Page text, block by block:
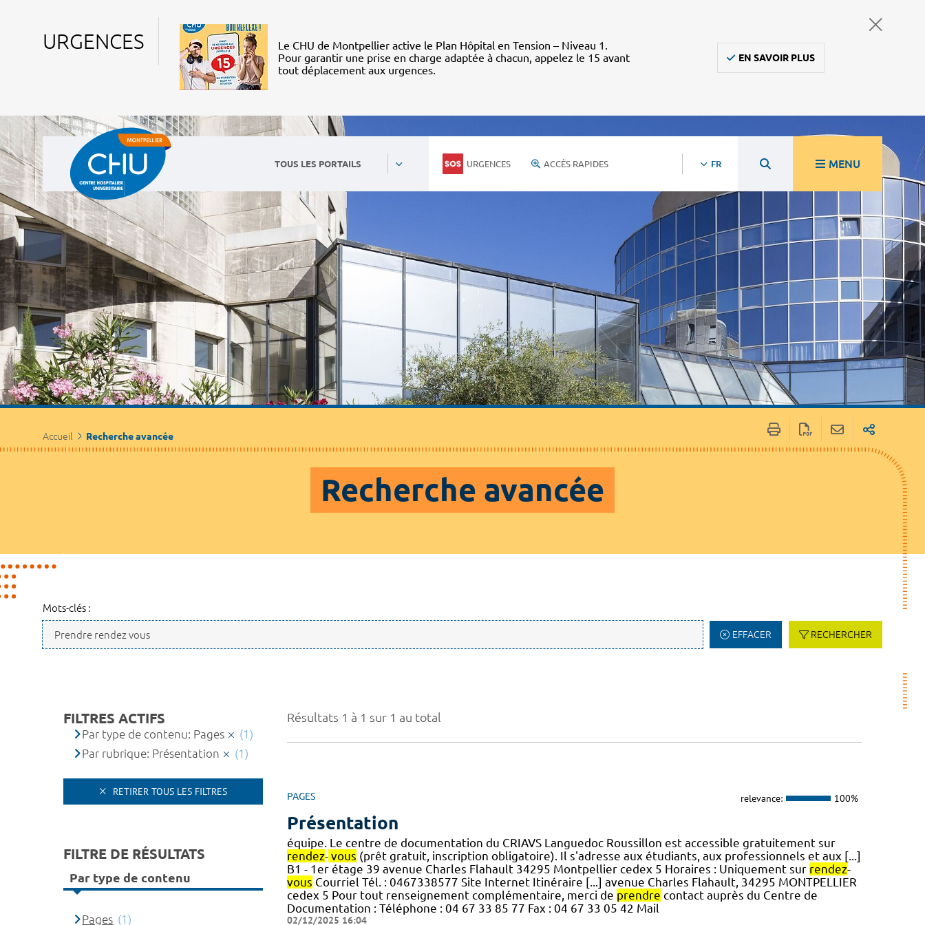
URGENCES
Le CHU de Montpellier active le Plan Hôpital en Tension – Niveau 1.
Pour garantir une prise en charge adaptée à chacun, appelez le 15 avant
tout déplacement aux urgences.
EN SAVOIR PLUS
TOUS LES PORTAILS URGENCES ACCÈS RAPIDES FR MENU
Accueil Recherche avancée
Recherche avancée
Mots-clés :
EFFACER RECHERCHER
Résultats 1 à 1 sur 1 au total
PAGES relevance: 100%
Présentation
équipe. Le centre de documentation du CRIAVS Languedoc Roussillon est accessible gratuitement sur
rendez- vous (prêt gratuit, inscription obligatoire). Il s'adresse aux étudiants, aux professionnels et aux [...]
B1 - 1er étage 39 avenue Charles Flahault 34295 Montpellier cedex 5 Horaires : Uniquement sur rendez-
vous Courriel Tél. : 0467338577 Site Internet Itinéraire [...] avenue Charles Flahault, 34295 MONTPELLIER
cedex 5 Pour tout renseignement complémentaire, merci de prendre contact auprès du Centre de
Documentation : Téléphone : 04 67 33 85 77 Fax : 04 67 33 05 42 Mail
02/12/2025 16:04
FILTRES ACTIFS
Par type de contenu: Pages
(1)
Par rubrique: Présentation
(1)
RETIRER TOUS LES FILTRES
FILTRE DE RÉSULTATS
Par type de contenu
Pages (1)